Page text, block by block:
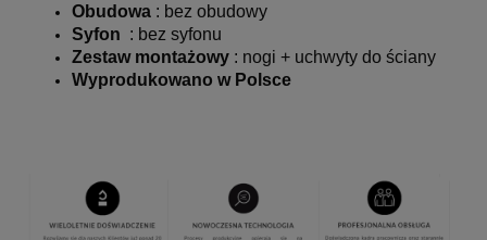
Obudowa : bez obudowy
Syfon : bez syfonu
Zestaw montażowy : nogi + uchwyty do ściany
Wyprodukowano w Polsce